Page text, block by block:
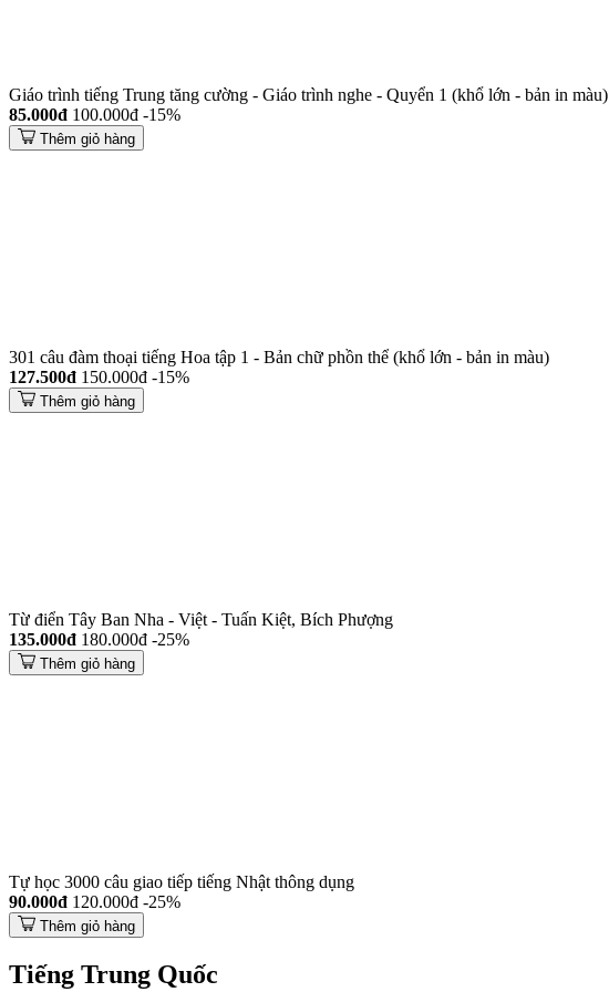
Giáo trình tiếng Trung tăng cường - Giáo trình nghe - Quyển 1 (khổ lớn - bản in màu)
85.000đ 100.000đ -15%
Thêm giỏ hàng
301 câu đàm thoại tiếng Hoa tập 1 - Bản chữ phồn thể (khổ lớn - bản in màu)
127.500đ 150.000đ -15%
Thêm giỏ hàng
Từ điển Tây Ban Nha - Việt - Tuấn Kiệt, Bích Phượng
135.000đ 180.000đ -25%
Thêm giỏ hàng
Tự học 3000 câu giao tiếp tiếng Nhật thông dụng
90.000đ 120.000đ -25%
Thêm giỏ hàng
Tiếng Trung Quốc